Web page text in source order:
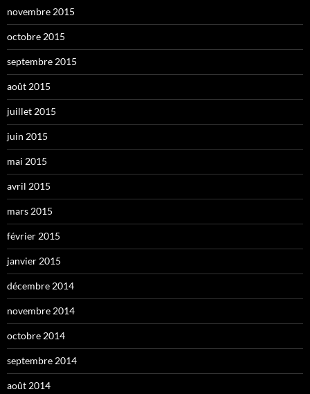
novembre 2015
octobre 2015
septembre 2015
août 2015
juillet 2015
juin 2015
mai 2015
avril 2015
mars 2015
février 2015
janvier 2015
décembre 2014
novembre 2014
octobre 2014
septembre 2014
août 2014